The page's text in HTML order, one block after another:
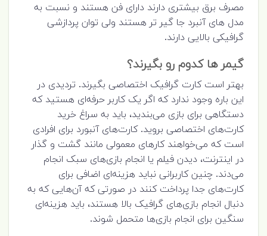
مصرف برق بیشتری دارند دارای فن هستند و نسبت به
مدل های آنبرد جا گیر تر هستند ولی توان پردازشی
گرافیکی بالایی دارند.
گیمر ها کدوم رو بگیرند؟
بهتر است کارت گرافیک اختصاصی بگیرند. تردیدی در
این باره وجود ندارد که اگر یک کاربر حرفه‌ای هستید که
دستگاهی برای بازی می‌بندید، باید به سراغ خرید
کارت‌های اختصاصی بروید. کارت‌های آنبورد برای افرادی
است که می‌خواهند کارهای معمولی مانند گشت و گذار
در اینترنت، دیدن فیلم یا انجام بازی‌های سبک انجام
می‌دند. چنین کاربرانی نباید هزینه‌ای اضافی برای
کارت‌های جدا پرداخت کنند در صورتی که آن‌هایی که به
دنبال انجام بازی‌های گرافیک بالا هستند، باید هزینه‌ای
سنگین برای انجام بازی‌ها متحمل شوند.